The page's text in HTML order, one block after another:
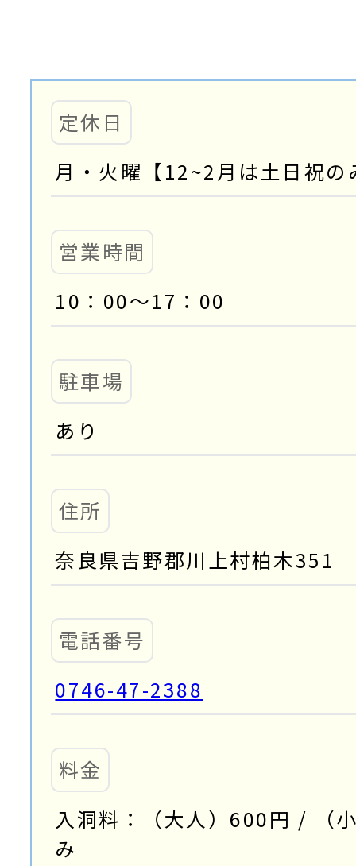
定休日
月・火曜【12~2月は土日祝の
営業時間
10：00～17：00
駐車場
あり
住所
奈良県吉野郡川上村柏木351
電話番号
0746-47-2388
料金
入洞料：（大人）600円 / （
み